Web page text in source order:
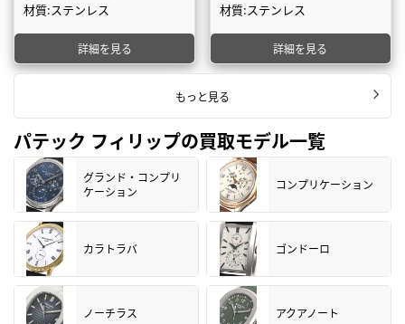
材質:ステンレス
詳細を見る
材質:ステンレス
詳細を見る
もっと見る
パテック フィリップの買取モデル一覧
グランド・コンプリ
ケーション
コンプリケーション
カラトラバ ゴンドーロ
ノーチラス アクアノート